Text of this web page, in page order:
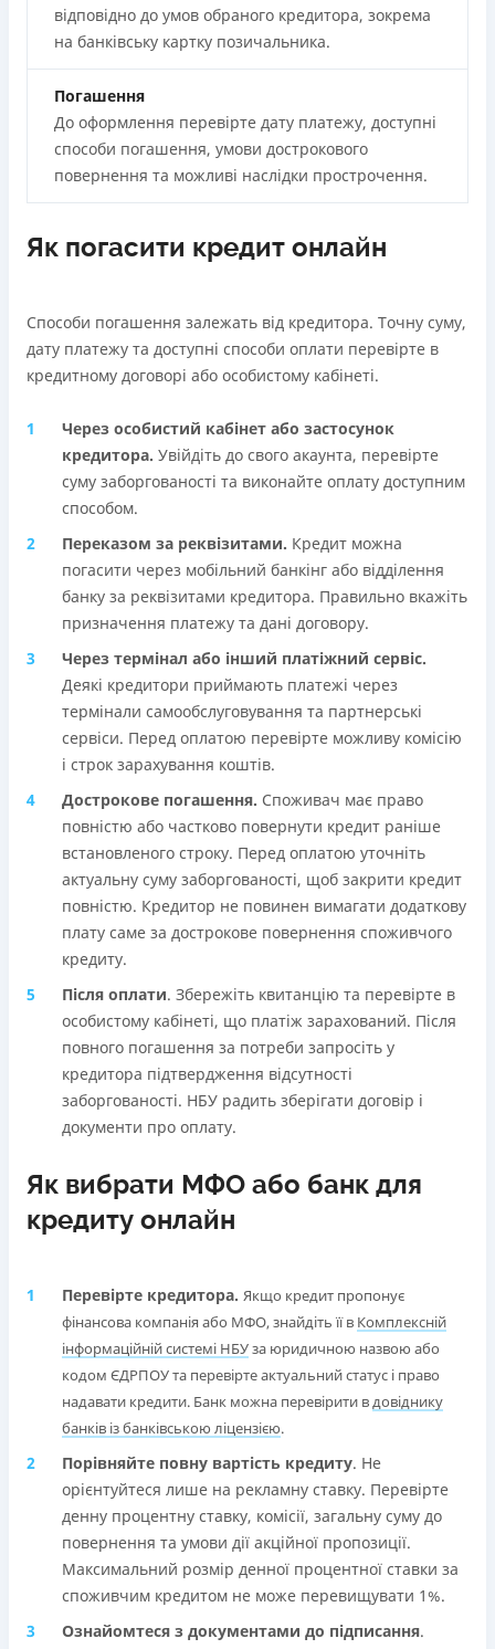
відповідно до умов обраного кредитора, зокрема
на банківську картку позичальника.
Погашення
До оформлення перевірте дату платежу, доступні
способи погашення, умови дострокового
повернення та можливі наслідки прострочення.
Як погасити кредит онлайн
Способи погашення залежать від кредитора. Точну суму,
дату платежу та доступні способи оплати перевірте в
кредитному договорі або особистому кабінеті.
Через особистий кабінет або застосунок
кредиторa. Увійдіть до свого акаунта, перевірте
суму заборгованості та виконайте оплату доступним
способом.
Переказом за реквізитами. Кредит можна
погасити через мобільний банкінг або відділення
банку за реквізитами кредитора. Правильно вкажіть
призначення платежу та дані договору.
Через термінал або інший платіжний сервіс.
Деякі кредитори приймають платежі через
термінали самообслуговування та партнерські
сервіси. Перед оплатою перевірте можливу комісію
і строк зарахування коштів.
Дострокове погашення. Споживач має право
повністю або частково повернути кредит раніше
встановленого строку. Перед оплатою уточніть
актуальну суму заборгованості, щоб закрити кредит
повністю. Кредитор не повинен вимагати додаткову
плату саме за дострокове повернення споживчого
кредиту.
Після оплати. Збережіть квитанцію та перевірте в
особистому кабінеті, що платіж зарахований. Після
повного погашення за потреби запросіть у
кредитора підтвердження відсутності
заборгованості. НБУ радить зберігати договір і
документи про оплату.
Як вибрати МФО або банк для
кредиту онлайн
Перевірте кредитора. Якщо кредит пропонує
фінансова компанія або МФО, знайдіть її в Комплексній
інформаційній системі НБУза юридичною назвою або
кодом ЄДРПОУ та перевірте актуальний статус і право
надавати кредити. Банк можна перевірити в довіднику
банків із банківською ліцензією.
Порівняйте повну вартість кредиту. Не
орієнтуйтеся лише на рекламну ставку. Перевірте
денну процентну ставку, комісії, загальну суму до
повернення та умови дії акційної пропозиції.
Максимальний розмір денної процентної ставки за
споживчим кредитом не може перевищувати 1%.
Ознайомтеся з документами до підписання.